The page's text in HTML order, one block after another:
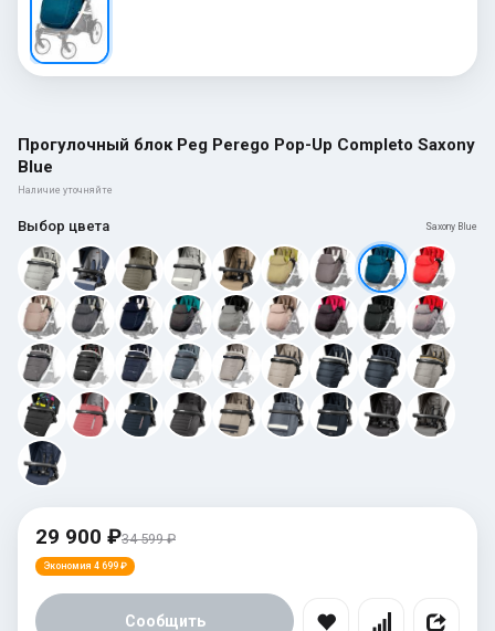
Прогулочный блок Peg Perego Pop-Up Completo Saxony
Blue
Наличие уточняйте
Выбор цвета Saxony Blue
29 900 ₽34 599 ₽
Экономия 4 699 ₽
Сообщить